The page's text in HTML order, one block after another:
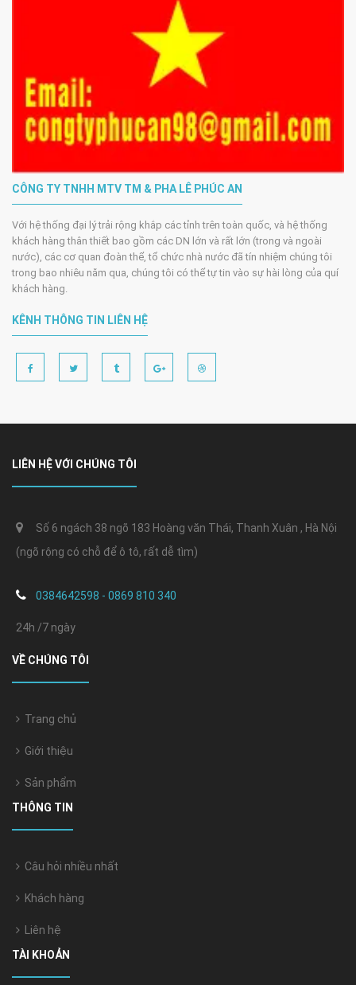
CÔNG TY TNHH MTV TM & PHA LÊ PHÚC AN
Với hệ thống đại lý trải rộng khắp các tỉnh trên toàn quốc, và hệ thống
khách hàng thân thiết bao gồm các DN lớn và rất lớn (trong và ngoài
nước), các cơ quan đoàn thể, tổ chức nhà nước đã tín nhiệm chúng tôi
trong bao nhiêu năm qua, chúng tôi có thể tự tin vào sự hài lòng của quí
khách hàng.
KÊNH THÔNG TIN LIÊN HỆ
LIÊN HỆ VỚI CHÚNG TÔI
Số 6 ngách 38 ngõ 183 Hoàng văn Thái, Thanh Xuân , Hà Nội
(ngõ rộng có chỗ để ô tô, rất dễ tìm)
0384642598 - 0869 810 340
24h /7 ngày
VỀ CHÚNG TÔI
Trang chủ
Giới thiệu
Sản phẩm
THÔNG TIN
Câu hỏi nhiều nhất
Khách hàng
Liên hệ
TÀI KHOẢN